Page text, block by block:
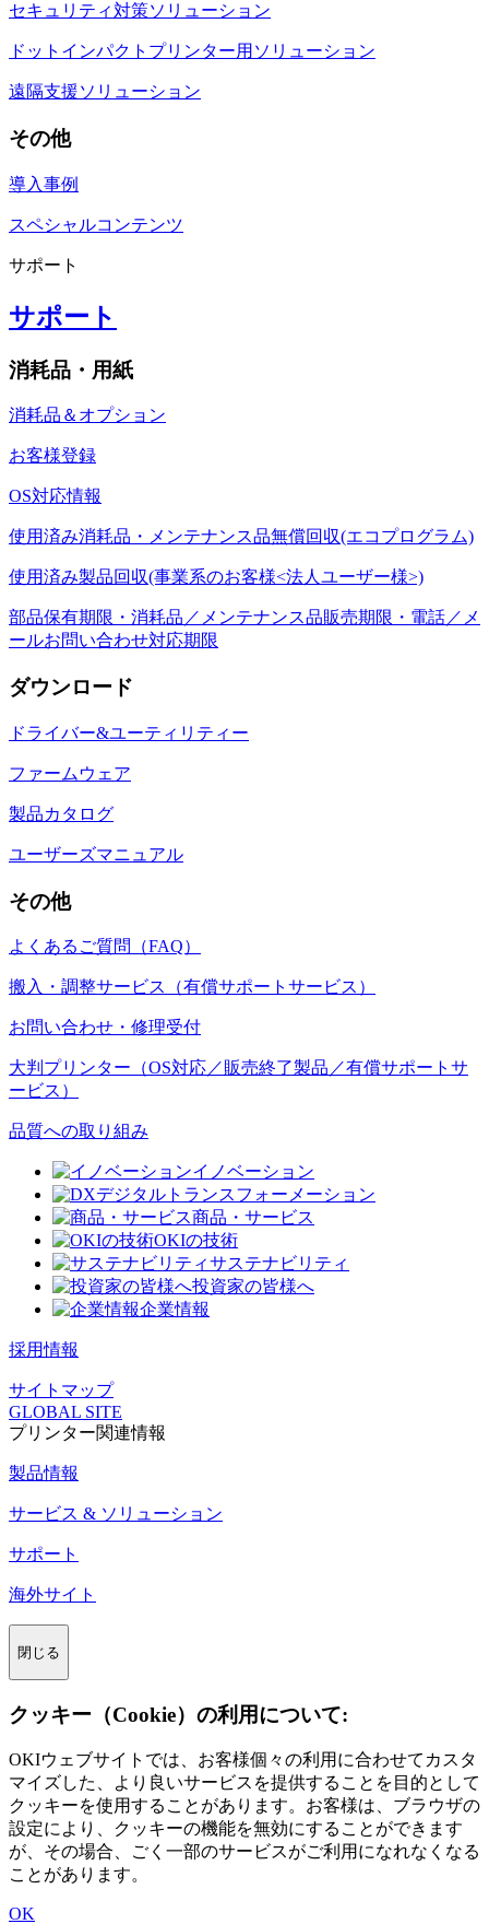
セキュリティ対策ソリューション
ドットインパクトプリンター用ソリューション
遠隔支援ソリューション
その他
導入事例
スペシャルコンテンツ
サポート
サポート
消耗品・用紙
消耗品＆オプション
お客様登録
OS対応情報
使用済み消耗品・メンテナンス品無償回収(エコプログラム)
使用済み製品回収(事業系のお客様<法人ユーザー様>)
部品保有期限・消耗品／メンテナンス品販売期限・電話／メ
ールお問い合わせ対応期限
ダウンロード
ドライバー&ユーティリティー
ファームウェア
製品カタログ
ユーザーズマニュアル
その他
よくあるご質問（FAQ）
搬入・調整サービス（有償サポートサービス）
お問い合わせ・修理受付
大判プリンター（OS対応／販売終了製品／有償サポートサ
ービス）
品質への取り組み
イノベーション
デジタルトランスフォーメーション
商品・サービス
OKIの技術
サステナビリティ
投資家の皆様へ
企業情報
採用情報
サイトマップ
GLOBAL SITE
プリンター関連情報
製品情報
サービス & ソリューション
サポート
海外サイト
閉じる
クッキー（Cookie）の利用について:
OKIウェブサイトでは、お客様個々の利用に合わせてカスタ
マイズした、より良いサービスを提供することを目的として
クッキーを使用することがあります。お客様は、ブラウザの
設定により、クッキーの機能を無効にすることができます
が、その場合、ごく一部のサービスがご利用になれなくなる
ことがあります。
OK